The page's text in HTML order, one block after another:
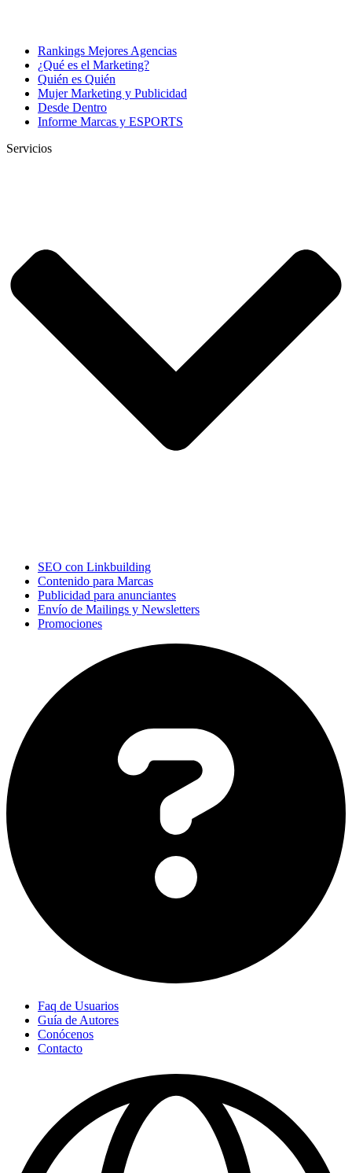
Rankings Mejores Agencias
¿Qué es el Marketing?
Quién es Quién
Mujer Marketing y Publicidad
Desde Dentro
Informe Marcas y ESPORTS
Servicios
SEO con Linkbuilding
Contenido para Marcas
Publicidad para anunciantes
Envío de Mailings y Newsletters
Promociones
Faq de Usuarios
Guía de Autores
Conócenos
Contacto